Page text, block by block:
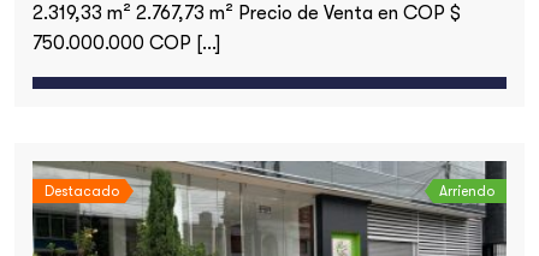
2.319,33 m² 2.767,73 m² Precio de Venta en COP $
750.000.000 COP […]
Destacado Arriendo